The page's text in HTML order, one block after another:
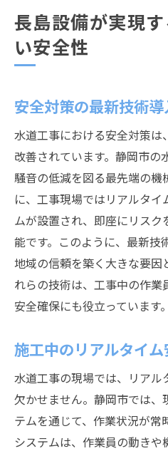
長島設備が実現
い安全性
安全対策の最新技術導
水道工事における安全対策は
改善されています。静岡市の
騒音の低減を図る最先端の機
に、工事現場ではリアルタ
ムが設置され、即座にリス
能です。このように、最新技
地域の信頼を築く大きな要因
れらの技術は、工事中の作
安全確保にも役立っています。
施工中のリアルタイ
水道工事の現場では、リア
欠かせません。静岡市では
テムを通じて、作業状況が常
システムは、作業員の動き